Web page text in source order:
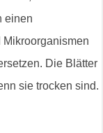
einen
Die Blätter
sie trocken sind.